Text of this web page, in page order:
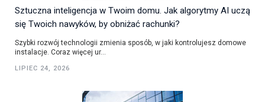
Sztuczna inteligencja w Twoim domu. Jak algorytmy AI uczą
się Twoich nawyków, by obniżać rachunki?
Szybki rozwój technologii zmienia sposób, w jaki kontrolujesz domowe
instalacje. Coraz więcej ur...
LIPIEC 24, 2026